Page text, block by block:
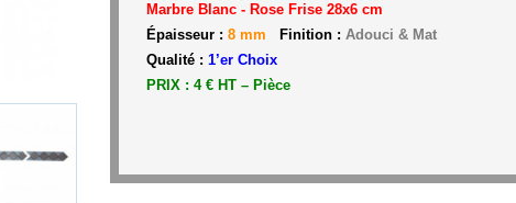
Marbre Blanc - Rose Frise 28x6 cm
Épaisseur : 8 mm Finition : Adouci & Mat
Qualité : 1’er Choix
PRIX : 4 € HT – Pièce